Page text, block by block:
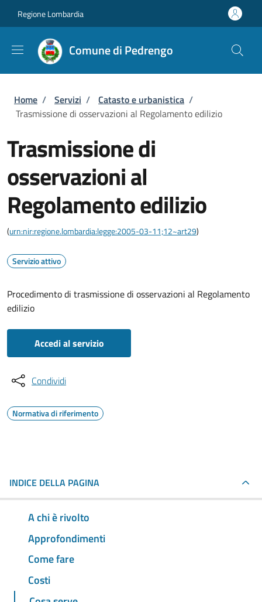
Regione Lombardia
Comune di Pedrengo
Briciole di pane
Home / Servizi / Catasto e urbanistica /
Trasmissione di osservazioni al Regolamento edilizio
Trasmissione di
osservazioni al
Regolamento edilizio
(urn:nir:regione.lombardia:legge:2005-03-11;12~art29)
Servizio attivo
Procedimento di trasmissione di osservazioni al Regolamento
edilizio
Accedi al servizio
Condividi
Normativa di riferimento
INDICE DELLA PAGINA
A chi è rivolto
Approfondimenti
Come fare
Costi